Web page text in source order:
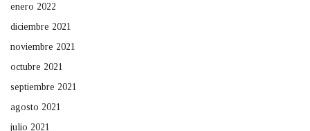
enero 2022
diciembre 2021
noviembre 2021
octubre 2021
septiembre 2021
agosto 2021
julio 2021